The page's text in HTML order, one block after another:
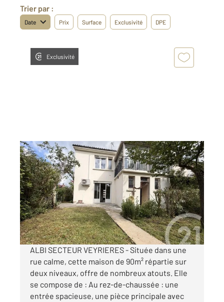
Trier par :
Date Prix Surface Exclusivité DPE
Exclusivité
ALBI 81
88 m2, 5 pièces
Ref : 13429
Maison à louer
840 €
par mois charges comprises
ALBI SECTEUR VEYRIERES - Située dans une
rue calme, cette maison de 90m² répartie sur
deux niveaux, offre de nombreux atouts. Elle
se compose de : Au rez-de-chaussée : une
entrée spacieuse, une pièce principale avec